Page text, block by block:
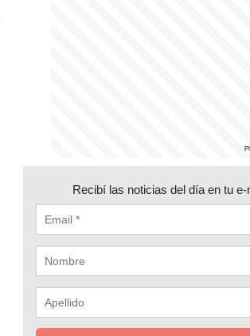
Recibí las noticias del día en tu e-